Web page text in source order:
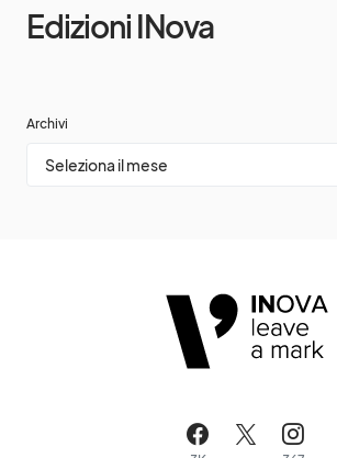
Edizioni INova
Archivi